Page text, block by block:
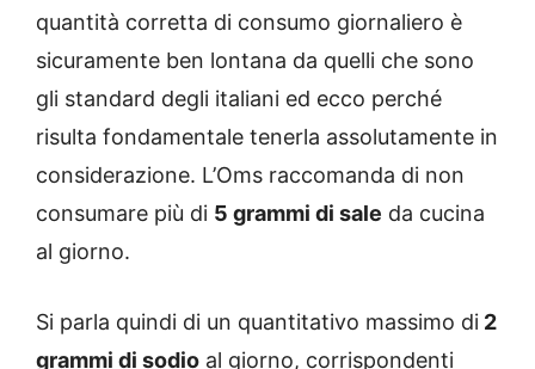
quantità corretta di consumo giornaliero è
sicuramente ben lontana da quelli che sono
gli standard degli italiani ed ecco perché
risulta fondamentale tenerla assolutamente in
considerazione. L’Oms raccomanda di non
consumare più di 5 grammi di sale da cucina
al giorno.
Si parla quindi di un quantitativo massimo di 2
grammi di sodio al giorno, corrispondenti